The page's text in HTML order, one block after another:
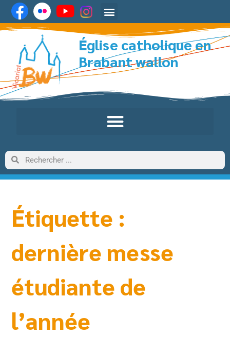
Église catholique en
Brabant wallon
Étiquette :
dernière messe
étudiante de
l’année